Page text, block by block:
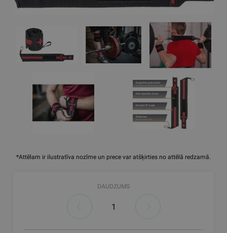
*Attēlam ir ilustratīva nozīme un prece var atšķirties no attēlā redzamā.
DAUDZUMS